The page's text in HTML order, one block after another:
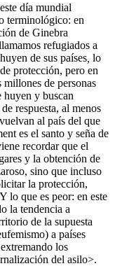
día mundial
terminológico: en
de Ginebra
refugiados a
de sus países lo
protección, pero en
de personas
huyen y buscan
respuesta, al menos
al país del que
es el santo y seña de
recordar que el
y la obtención de
sino que incluso
la protección,
lo que es peor: en este
la tendencia a
de la supuesta
a países
los
del asilo>.